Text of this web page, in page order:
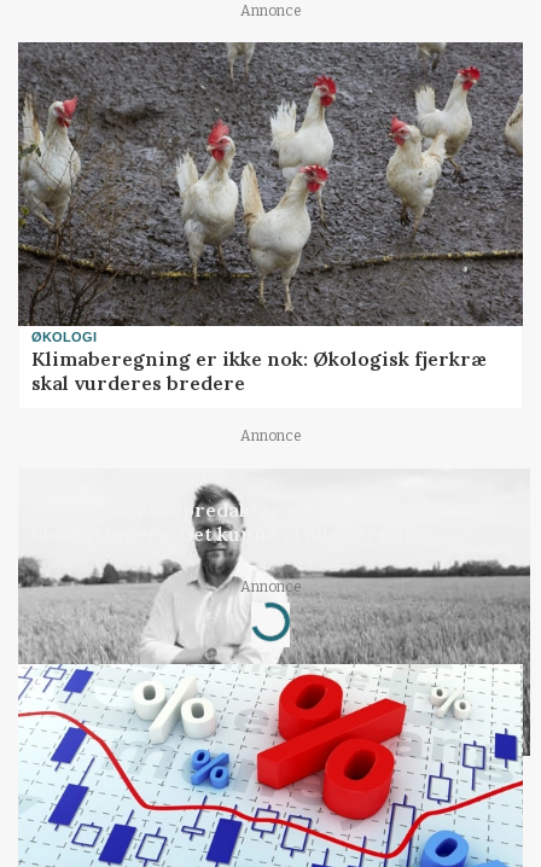
Annonce
ØKOLOGI
Klimaberegning er ikke nok: Økologisk fjerkræ
skal vurderes bredere
Annonce
Befriende, at topredaktør erkender, hun er
blevet klogere. Det kunne vi alle lære af
Annonce
Loading...